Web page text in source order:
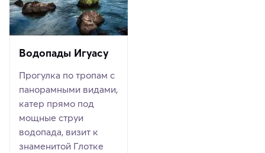
Водопады Игуасу
Прогулка по тропам с
панорамными видами,
катер прямо под
мощные струи
водопада, визит к
знаменитой Глотке